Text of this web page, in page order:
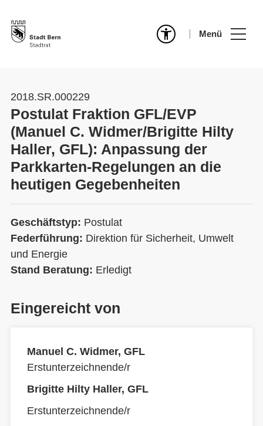
Menü
2018.SR.000229
Postulat Fraktion GFL/EVP
(Manuel C. Widmer/Brigitte Hilty
Haller, GFL): Anpassung der
Parkkarten-Regelungen an die
heutigen Gegebenheiten
Geschäftstyp: Postulat
Federführung: Direktion für Sicherheit, Umwelt
und Energie
Stand Beratung: Erledigt
Eingereicht von
Manuel C. Widmer, GFL
Erstunterzeichnende/r
Brigitte Hilty Haller, GFL
Erstunterzeichnende/r